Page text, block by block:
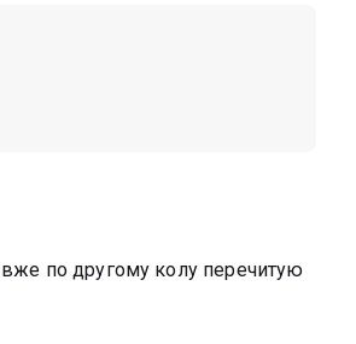
по другому колу перечитую